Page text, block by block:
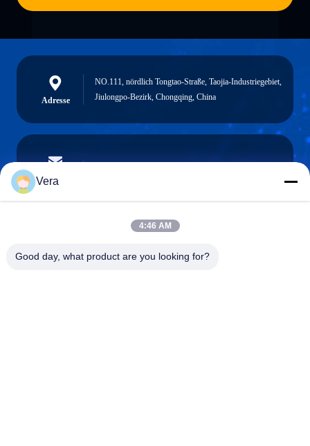
Adresse
NO.111, nördlich Tongtao-Straße, Taojia-Industriegebiet,
Jiulongpo-Bezirk, Chongqing, China
E-Mail-Adresse
Telefon
Vera
4:46 AM
Good day, what product are you looking for?